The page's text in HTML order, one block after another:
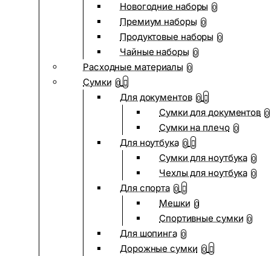
Новогодние наборы 0
Премиум наборы 0
Продуктовые наборы 0
Чайные наборы 0
Расходные материалы 0
Сумки 0
Для документов 0
Сумки для документов 0
Сумки на плечо 0
Для ноутбука 0
Сумки для ноутбука 0
Чехлы для ноутбука 0
Для спорта 0
Мешки 0
Спортивные сумки 0
Для шопинга 0
Дорожные сумки 0